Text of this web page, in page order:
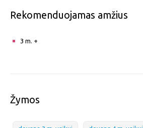
Rekomenduojamas amžius
3 m. +
Žymos